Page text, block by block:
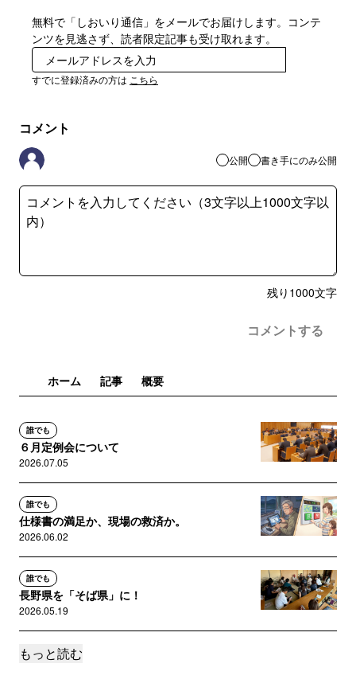
無料で「しおいり通信」をメールでお届けします。コンテ
ンツを見逃さず、読者限定記事も受け取れます。
すでに登録済みの方は こちら
コメント
公開 書き手にのみ公開
残り 1000文字
コメントする
ホーム 記事 概要
誰でも
６月定例会について
2026.07.05
誰でも
仕様書の満足か、現場の救済か。
2026.06.02
誰でも
長野県を「そば県」に！
2026.05.19
誰でも
もっと読む